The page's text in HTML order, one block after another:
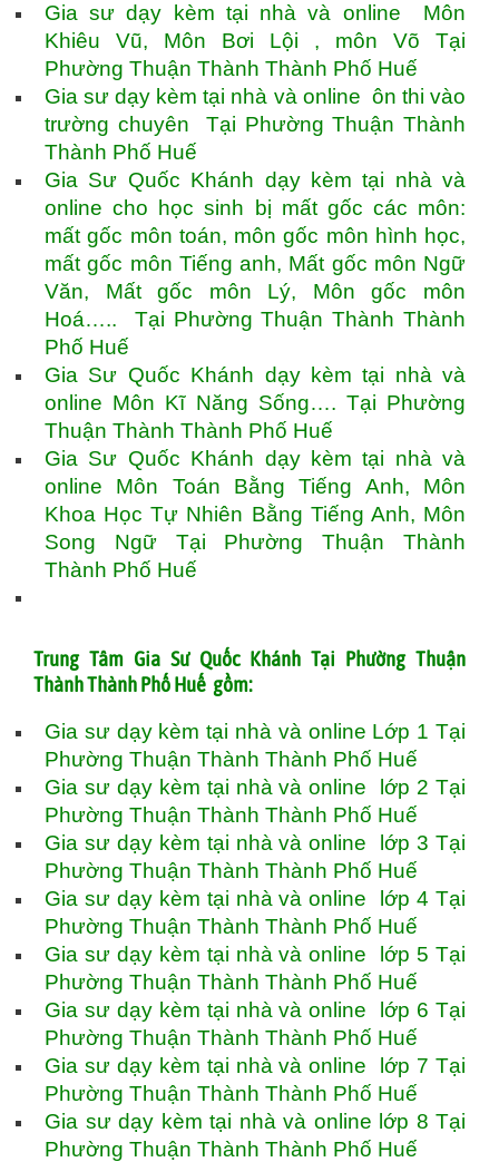
Gia sư dạy kèm tại nhà và online Môn
Khiêu Vũ, Môn Bơi Lội , môn Võ Tại
Phường Thuận Thành Thành Phố Huế
Gia sư dạy kèm tại nhà và online ôn thi vào
trường chuyên Tại Phường Thuận Thành
Thành Phố Huế
Gia Sư Quốc Khánh dạy kèm tại nhà và
online cho học sinh bị mất gốc các môn:
mất gốc môn toán, môn gốc môn hình học,
mất gốc môn Tiếng anh, Mất gốc môn Ngữ
Văn, Mất gốc môn Lý, Môn gốc môn
Hoá….. Tại Phường Thuận Thành Thành
Phố Huế
Gia Sư Quốc Khánh dạy kèm tại nhà và
online Môn Kĩ Năng Sống…. Tại Phường
Thuận Thành Thành Phố Huế
Gia Sư Quốc Khánh dạy kèm tại nhà và
online Môn Toán Bằng Tiếng Anh, Môn
Khoa Học Tự Nhiên Bằng Tiếng Anh, Môn
Song Ngữ Tại Phường Thuận Thành
Thành Phố Huế
Trung Tâm Gia Sư Quốc Khánh Tại Phường Thuận
Thành Thành Phố Huế gồm:
Gia sư dạy kèm tại nhà và online Lớp 1 Tại
Phường Thuận Thành Thành Phố Huế
Gia sư dạy kèm tại nhà và online lớp 2 Tại
Phường Thuận Thành Thành Phố Huế
Gia sư dạy kèm tại nhà và online lớp 3 Tại
Phường Thuận Thành Thành Phố Huế
Gia sư dạy kèm tại nhà và online lớp 4 Tại
Phường Thuận Thành Thành Phố Huế
Gia sư dạy kèm tại nhà và online lớp 5 Tại
Phường Thuận Thành Thành Phố Huế
Gia sư dạy kèm tại nhà và online lớp 6 Tại
Phường Thuận Thành Thành Phố Huế
Gia sư dạy kèm tại nhà và online lớp 7 Tại
Phường Thuận Thành Thành Phố Huế
Gia sư dạy kèm tại nhà và online lớp 8 Tại
Phường Thuận Thành Thành Phố Huế